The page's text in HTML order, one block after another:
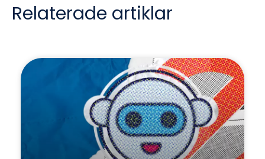
Relaterade artiklar